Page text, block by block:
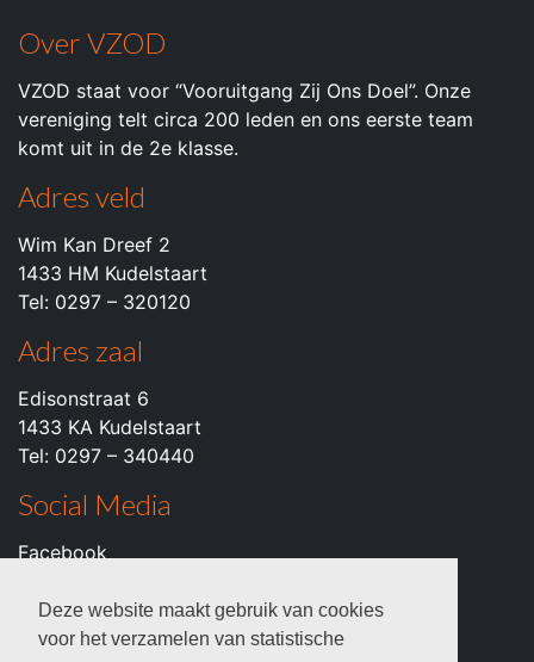
Deze website maakt gebruik van cookies
voor het verzamelen van statistische
Over VZOD
VZOD staat voor “Vooruitgang Zij Ons Doel”. Onze
vereniging telt circa 200 leden en ons eerste team
komt uit in de 2e klasse.
Adres veld
Wim Kan Dreef 2
1433 HM Kudelstaart
Tel: 0297 – 320120
Adres zaal
Edisonstraat 6
1433 KA Kudelstaart
Tel: 0297 – 340440
Social Media
Facebook
Youtube